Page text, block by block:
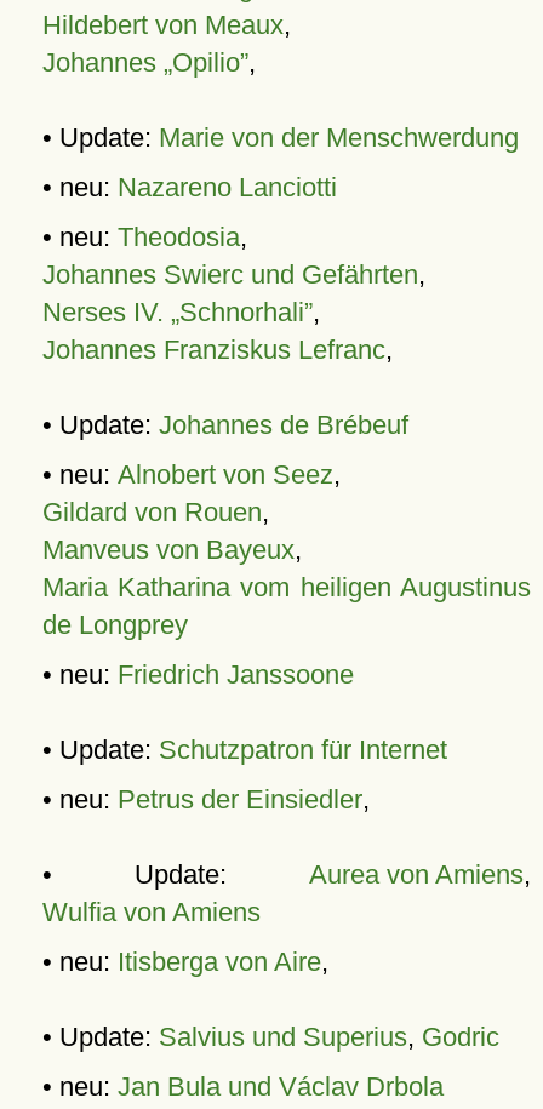
Hildebert von Meaux,
Johannes „Opilio”,
• Update: Marie von der Menschwerdung
• neu: Nazareno Lanciotti
• neu: Theodosia,
Johannes Swierc und Gefährten,
Nerses IV. „Schnorhali”,
Johannes Franziskus Lefranc,
• Update: Johannes de Brébeuf
• neu: Alnobert von Seez,
Gildard von Rouen,
Manveus von Bayeux,
Maria Katharina vom heiligen Augustinus
de Longprey
• neu: Friedrich Janssoone
• Update: Schutzpatron für Internet
• neu: Petrus der Einsiedler,
• Update: Aurea von Amiens,
Wulfia von Amiens
• neu: Itisberga von Aire,
• Update: Salvius und Superius, Godric
• neu: Jan Bula und Václav Drbola